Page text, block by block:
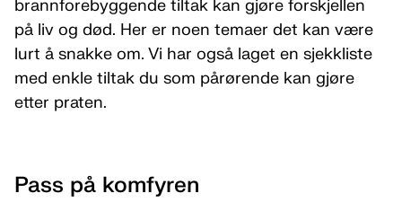
brannforebyggende tiltak kan gjøre forskjellen
på liv og død. Her er noen temaer det kan være
lurt å snakke om. Vi har også laget en sjekkliste
med enkle tiltak du som pårørende kan gjøre
etter praten.
Pass på komfyren